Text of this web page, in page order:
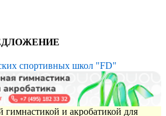
спортивных школ "FD"
гимнастикой и акробатикой для